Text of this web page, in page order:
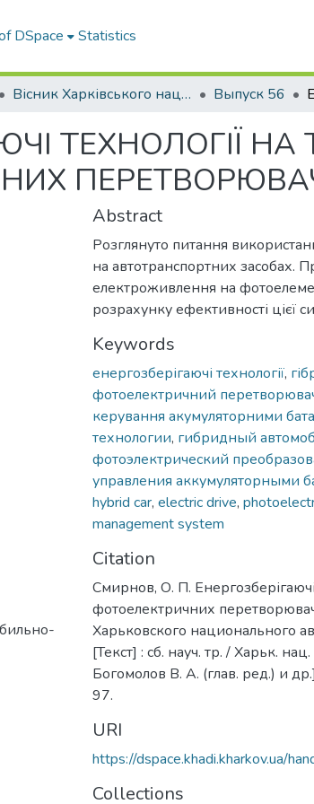
DSpace Statistics
Вісник Харківського національного автомобільно-дорожнього університету / Вестник Харьковского национального автомобильно-дорожного университета Выпуск 56
ТЕХНОЛОГІЇ
Abstract
Розглянуто питання
на автотранспортних засобах.
електроживлення на
розрахунку ефективності цієї
Keywords
енергозберігаючі технології,
фотоелектричний
керування акумуляторними
технологии, гибридный
фотоэлектрический
управления аккумуляторными
hybrid car, electric drive,
management system
Citation
Смирнов, О. П. Енергозберігаючі
фотоелектричних
Харьковского национального
[Текст] : сб. науч. тр. / Харьк.
Богомолов В. А. (глав. ред.) и
97.
URI
https://dspace.khadi.kharkov.ua/
Collections